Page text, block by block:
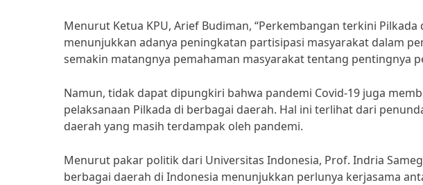
Menurut Ketua KPU, Arief Budiman, “Perkembangan terkini
menunjukkan adanya peningkatan partisipasi masyarakat dalam
semakin matangnya pemahaman masyarakat tentang pentingnya
Namun, tidak dapat dipungkiri bahwa pandemi Covid-19 juga
pelaksanaan Pilkada di berbagai daerah. Hal ini terlihat dari
daerah yang masih terdampak oleh pandemi.
Menurut pakar politik dari Universitas Indonesia, Prof. Indria
berbagai daerah di Indonesia menunjukkan perlunya kerjasama